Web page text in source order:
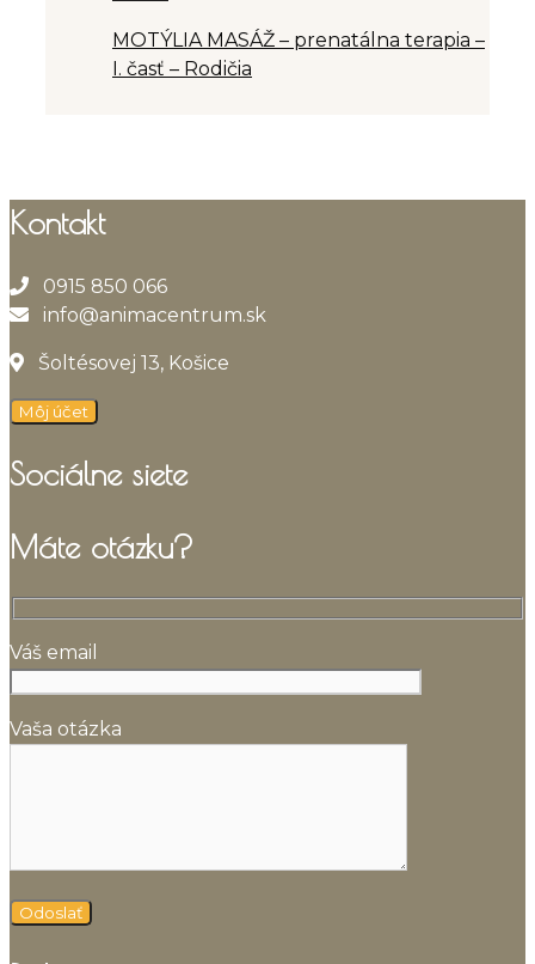
MOTÝLIA MASÁŽ – prenatálna terapia –
I. časť – Rodičia
Kontakt
0915 850 066
info@animacentrum.sk
Šoltésovej 13, Košice
Môj účet
Sociálne siete
Máte otázku?
Váš email
Vaša otázka